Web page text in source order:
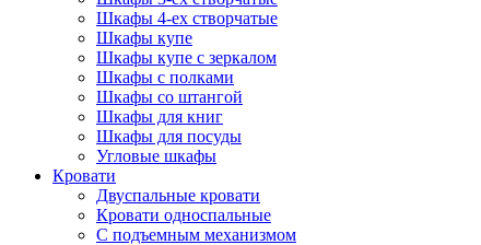
Шкафы 4-ех створчатые
Шкафы купе
Шкафы купе с зеркалом
Шкафы с полками
Шкафы со штангой
Шкафы для книг
Шкафы для посуды
Угловые шкафы
Кровати
Двуспальные кровати
Кровати односпальные
С подъемным механизмом